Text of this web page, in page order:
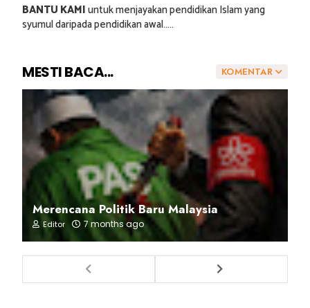
BANTU KAMIuntuk menjayakan pendidikan Islam yang
syumul daripada pendidikan awal.....
KOMENTAR
MESTI BACA...
Merencana Politik Baru Malaysia
Editor 7 months ago